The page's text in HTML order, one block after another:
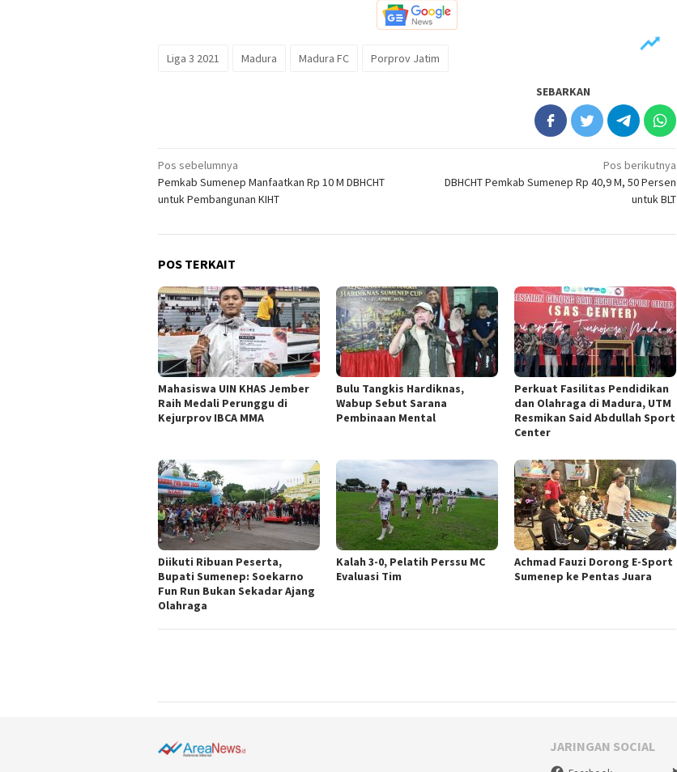
Liga 3 2021 Madura Madura FC Porprov Jatim
SEBARKAN
Navigasi
pos
Pos sebelumnya
Pemkab Sumenep Manfaatkan Rp 10 M DBHCHT
untuk Pembangunan KIHT
Pos berikutnya
DBHCHT Pemkab Sumenep Rp 40,9 M, 50 Persen
untuk BLT
POS TERKAIT
Mahasiswa UIN KHAS Jember
Raih Medali Perunggu di
Kejurprov IBCA MMA
Bulu Tangkis Hardiknas,
Wabup Sebut Sarana
Pembinaan Mental
Perkuat Fasilitas Pendidikan
dan Olahraga di Madura, UTM
Resmikan Said Abdullah Sport
Center
Diikuti Ribuan Peserta,
Bupati Sumenep: Soekarno
Fun Run Bukan Sekadar Ajang
Olahraga
Kalah 3-0, Pelatih Perssu MC
Evaluasi Tim
Achmad Fauzi Dorong E-Sport
Sumenep ke Pentas Juara
JARINGAN SOCIAL